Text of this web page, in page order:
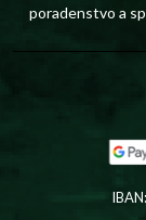
poradenstvo a